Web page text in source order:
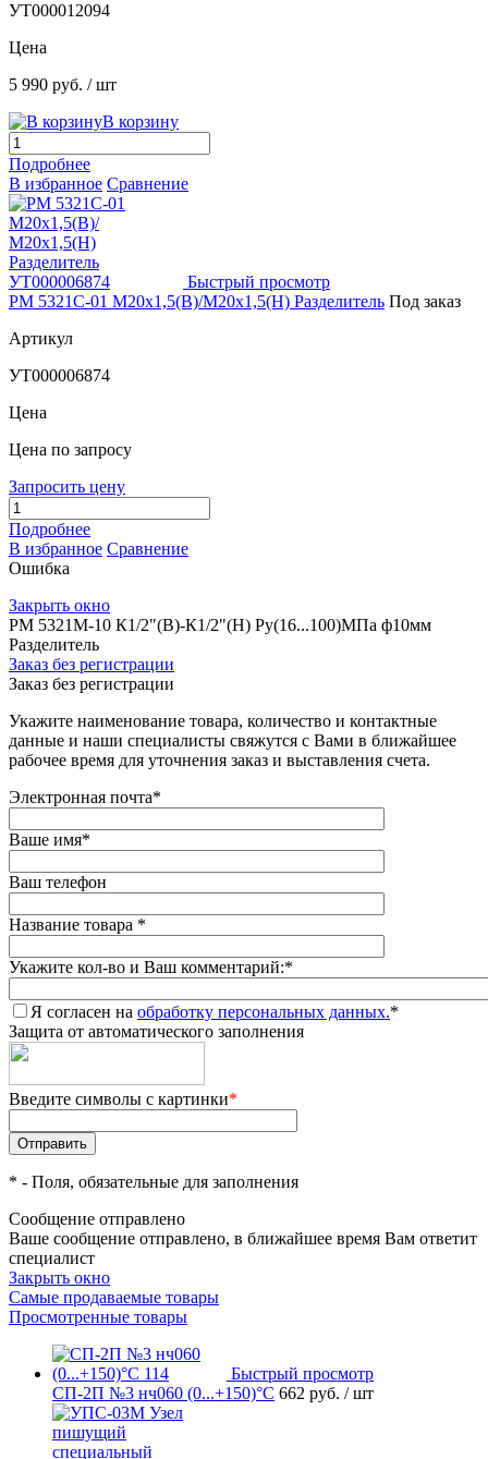
УТ000012094
Цена
5 990 руб. / шт
В корзину
Подробнее
В избранное Сравнение
Быстрый просмотр
РМ 5321С-01 М20х1,5(В)/М20х1,5(Н) Разделитель Под заказ
Артикул
УТ000006874
Цена
Цена по запросу
Запросить цену
Подробнее
В избранное Сравнение
Ошибка
Закрыть окно
РМ 5321М-10 К1/2"(В)-К1/2"(Н) Ру(16...100)МПа ф10мм
Разделитель
Заказ без регистрации
Заказ без регистрации
Укажите наименование товара, количество и контактные
данные и наши специалисты свяжутся с Вами в ближайшее
рабочее время для уточнения заказ и выставления счета.
Электронная почта*
Ваше имя*
Ваш телефон
Название товара *
Укажите кол-во и Ваш комментарий:*
Я согласен на обработку персональных данных.*
Защита от автоматического заполнения
Введите символы с картинки*
* - Поля, обязательные для заполнения
Сообщение отправлено
Ваше сообщение отправлено, в ближайшее время Вам ответит
специалист
Закрыть окно
Самые продаваемые товары
Просмотренные товары
Быстрый просмотр
СП-2П №3 нч060 (0...+150)°С 662 руб. / шт